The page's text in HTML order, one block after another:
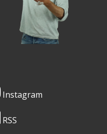
Instagram
RSS